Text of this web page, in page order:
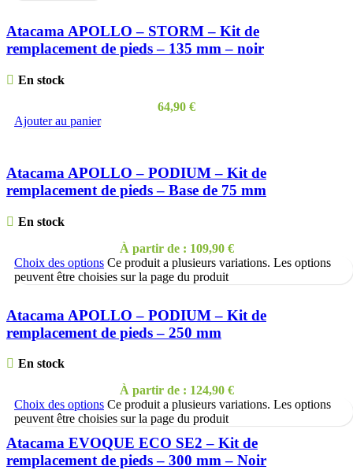
Atacama APOLLO – STORM – Kit de
remplacement de pieds – 135 mm – noir
En stock
64,90 €
Ajouter au panier
Atacama APOLLO – PODIUM – Kit de
remplacement de pieds – Base de 75 mm
En stock
À partir de : 109,90 €
Choix des options Ce produit a plusieurs variations. Les options
peuvent être choisies sur la page du produit
Atacama APOLLO – PODIUM – Kit de
remplacement de pieds – 250 mm
En stock
À partir de : 124,90 €
Choix des options Ce produit a plusieurs variations. Les options
peuvent être choisies sur la page du produit
Atacama EVOQUE ECO SE2 – Kit de
remplacement de pieds – 300 mm – Noir